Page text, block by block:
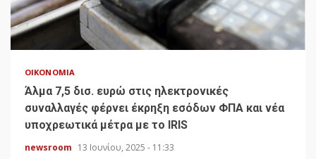
ΟΙΚΟΝΟΜΊΑ
Άλμα 7,5 δισ. ευρώ στις ηλεκτρονικές
συναλλαγές φέρνει έκρηξη εσόδων ΦΠΑ και νέα
υποχρεωτικά μέτρα με το IRIS
newsroom 13 Ιουνίου, 2025 - 11:33